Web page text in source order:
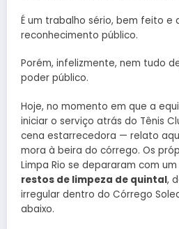
É um trabalho sério, bem feito e
reconhecimento público.
Porém, infelizmente, nem tudo
poder público.
Hoje, no momento em que a
iniciar o serviço atrás do Tênis
cena estarrecedora — relato
mora à beira do córrego. Os
Limpa Rio se depararam com um
restos de limpeza de quintal,
irregular dentro do Córrego
abaixo.